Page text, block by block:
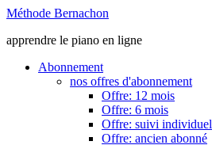
Méthode Bernachon
apprendre le piano en ligne
Abonnement
nos offres d'abonnement
Offre: 12 mois
Offre: 6 mois
Offre: suivi individuel
Offre: ancien abonné